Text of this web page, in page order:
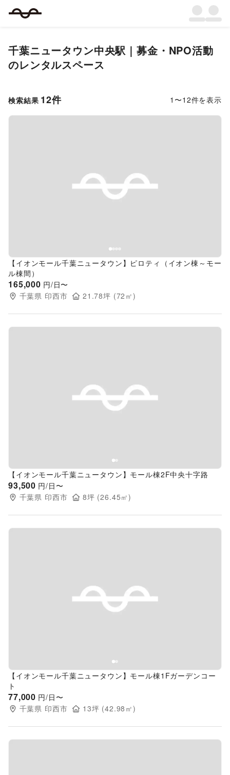
千葉ニュータウン中央駅｜募金・NPO活動
のレンタルスペース
検索結果 12件 1 〜12件を表示
Previous slide
【イオンモール千葉ニュータウン】ピロティ（イオン棟～モー
ル棟間）
165,000 円/日〜
千葉県 印西市 21.78坪 (72 ㎡)
Previous slide
【イオンモール千葉ニュータウン】モール棟2F中央十字路
93,500 円/日〜
千葉県 印西市 8坪 (26.45㎡)
Previous slide
【イオンモール千葉ニュータウン】モール棟1Fガーデンコー
ト
77,000 円/日〜
千葉県 印西市 13坪 (42.98 ㎡)